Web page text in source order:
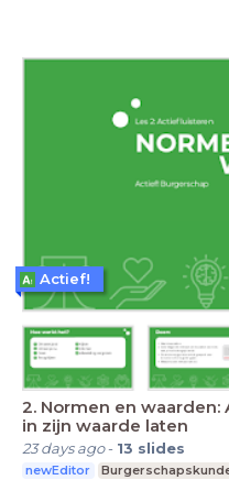
2. Normen en
in zijn waarde laten
23 days ago- 13 slides
newEditor
Actief!